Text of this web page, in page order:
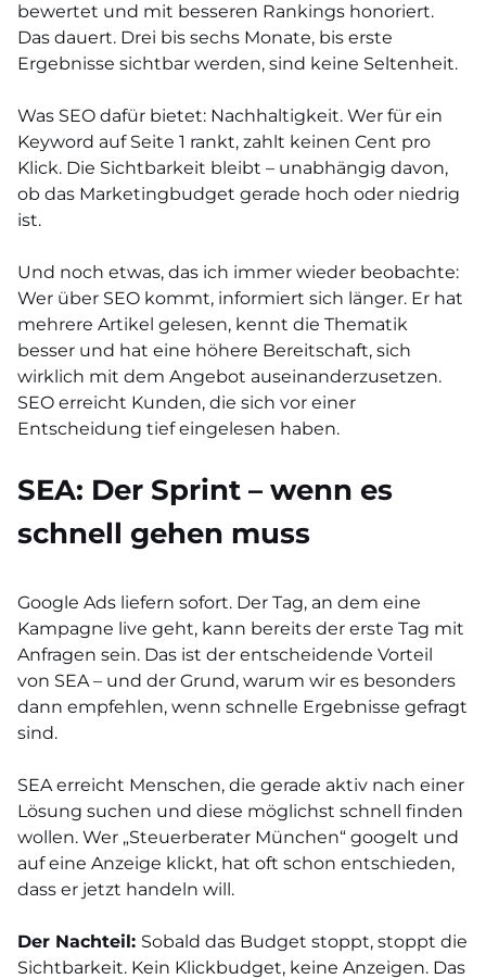
bewertet und mit besseren Rankings honoriert.
Das dauert. Drei bis sechs Monate, bis erste
Ergebnisse sichtbar werden, sind keine Seltenheit.
Was SEO dafür bietet: Nachhaltigkeit. Wer für ein
Keyword auf Seite 1 rankt, zahlt keinen Cent pro
Klick. Die Sichtbarkeit bleibt – unabhängig davon,
ob das Marketingbudget gerade hoch oder niedrig
ist.
Und noch etwas, das ich immer wieder beobachte:
Wer über SEO kommt, informiert sich länger. Er hat
mehrere Artikel gelesen, kennt die Thematik
besser und hat eine höhere Bereitschaft, sich
wirklich mit dem Angebot auseinanderzusetzen.
SEO erreicht Kunden, die sich vor einer
Entscheidung tief eingelesen haben.
SEA: Der Sprint – wenn es
schnell gehen muss
Google Ads liefern sofort. Der Tag, an dem eine
Kampagne live geht, kann bereits der erste Tag mit
Anfragen sein. Das ist der entscheidende Vorteil
von SEA – und der Grund, warum wir es besonders
dann empfehlen, wenn schnelle Ergebnisse gefragt
sind.
SEA erreicht Menschen, die gerade aktiv nach einer
Lösung suchen und diese möglichst schnell finden
wollen. Wer „Steuerberater München“ googelt und
auf eine Anzeige klickt, hat oft schon entschieden,
dass er jetzt handeln will.
Der Nachteil: Sobald das Budget stoppt, stoppt die
Sichtbarkeit. Kein Klickbudget, keine Anzeigen. Das